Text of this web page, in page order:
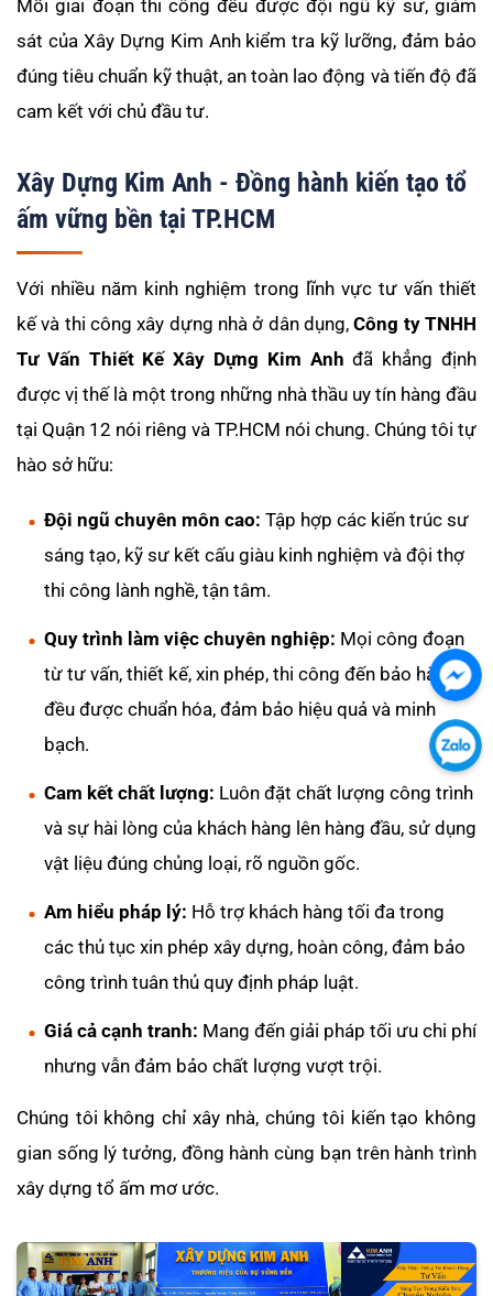
Mỗi giai đoạn thi công đều được đội ngũ kỹ sư, giám
sát của Xây Dựng Kim Anh kiểm tra kỹ lưỡng, đảm bảo
đúng tiêu chuẩn kỹ thuật, an toàn lao động và tiến độ đã
cam kết với chủ đầu tư.
Xây Dựng Kim Anh - Đồng hành kiến tạo tổ
ấm vững bền tại TP.HCM
Với nhiều năm kinh nghiệm trong lĩnh vực tư vấn thiết
kế và thi công xây dựng nhà ở dân dụng,Công ty TNHH
Tư Vấn Thiết Kế Xây Dựng Kim Anh đã khẳng định
được vị thế là một trong những nhà thầu uy tín hàng đầu
tại Quận 12 nói riêng và TP.HCM nói chung. Chúng tôi tự
hào sở hữu:
Đội ngũ chuyên môn cao: Tập hợp các kiến trúc sư
sáng tạo, kỹ sư kết cấu giàu kinh nghiệm và đội thợ
thi công lành nghề, tận tâm.
Quy trình làm việc chuyên nghiệp: Mọi công đoạn
từ tư vấn, thiết kế, xin phép, thi công đến bảo hành
đều được chuẩn hóa, đảm bảo hiệu quả và minh
bạch.
Cam kết chất lượng: Luôn đặt chất lượng công trình
và sự hài lòng của khách hàng lên hàng đầu, sử dụng
vật liệu đúng chủng loại, rõ nguồn gốc.
Am hiểu pháp lý: Hỗ trợ khách hàng tối đa trong
các thủ tục xin phép xây dựng, hoàn công, đảm bảo
công trình tuân thủ quy định pháp luật.
Giá cả cạnh tranh: Mang đến giải pháp tối ưu chi phí
nhưng vẫn đảm bảo chất lượng vượt trội.
Chúng tôi không chỉ xây nhà, chúng tôi kiến tạo không
gian sống lý tưởng, đồng hành cùng bạn trên hành trình
xây dựng tổ ấm mơ ước.
Chát
với
tôi
Chát
với